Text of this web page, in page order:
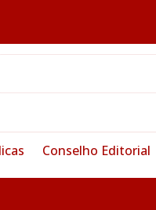
Conselho Editorial